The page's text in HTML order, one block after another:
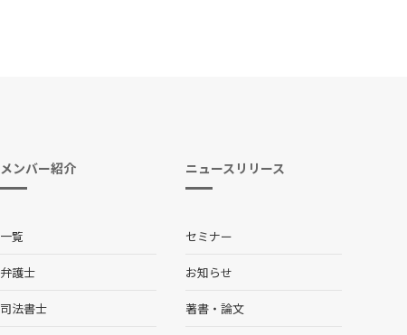
メンバー紹介
一覧
弁護士
司法書士
ニュースリリース
セミナー
お知らせ
著書・論文